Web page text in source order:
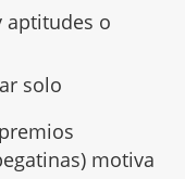
aptitudes o
solo
motiva